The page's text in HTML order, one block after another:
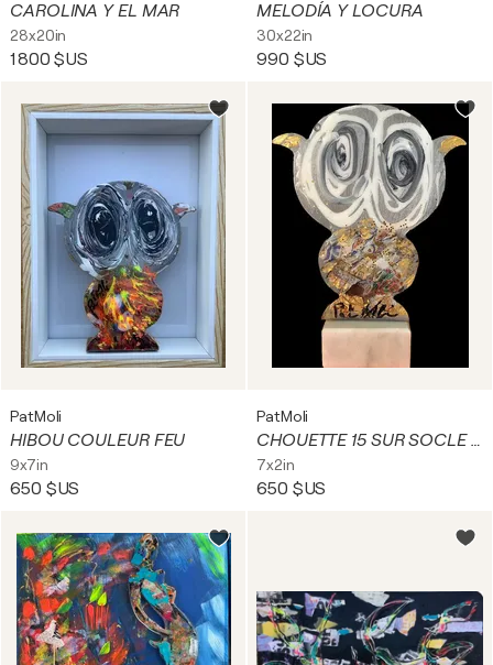
CAROLINA Y EL MAR
28x20in
1 800 $US
MELODÍA Y LOCURA
30x22in
990 $US
PatMoli
HIBOU COULEUR FEU
9x7in
650 $US
PatMoli
CHOUETTE 15 SUR SOCLE BLANC
7x2in
650 $US